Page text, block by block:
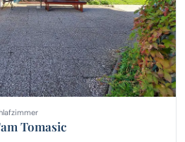
Tomasic